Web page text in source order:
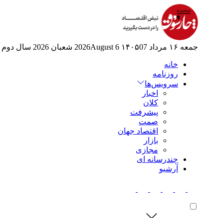
جمعه ۱۶ مرداد ۱۴۰۵ 07 2026August 6 شعبان 2026 سال دوم
خانه
روزنامه
سرویس‌ها
اخبار
کلان
پیشرفت
صمت
اقتصاد جهان
بازار
مجازی
چندرسانه ای
آرشیو